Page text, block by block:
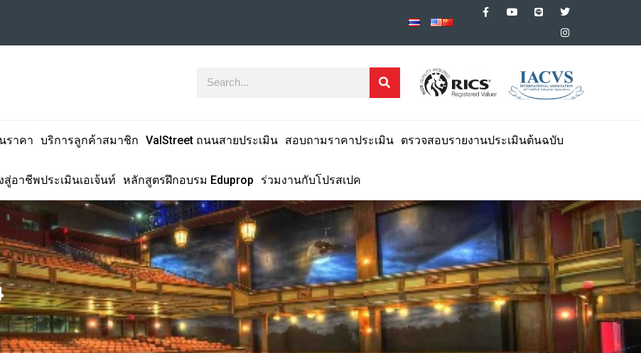
ราคา บริการลูกค้าสมาชิก ValStreet ถนนสายประเมิน สอบถามราคาประเมิน ตรวจสอบรายงานประเมินต้นฉบับ
สู่อาชีพประเมินเอเจ้นท์ หลักสูตรฝึกอบรม Eduprop ร่วมงานกับโปรสเปค